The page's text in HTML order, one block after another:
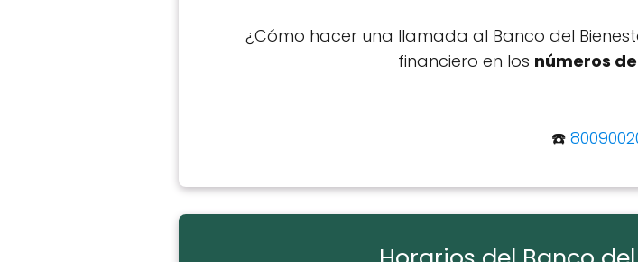
¿Cómo hacer una llamada al Banco del
financiero en los números
☎️